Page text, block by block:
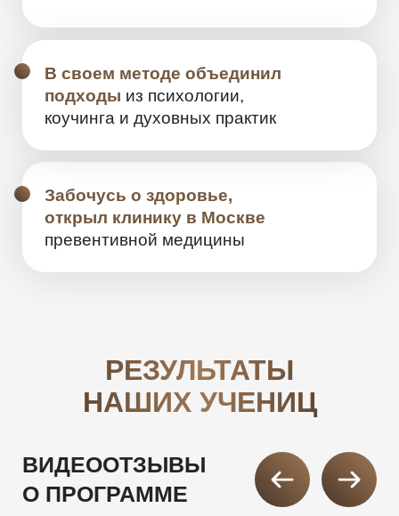
РЕЗУЛЬТАТЫ
НАШИХ УЧЕНИЦ
и получи подарок — чек-лист
«7 финансовых дыр, через которые ты
теряешь от 10 000 до 100 000 ₽ в месяц»
ЗАРЕГИСТРИРУЙСЯ
ПРЯМО СЕЙЧАС